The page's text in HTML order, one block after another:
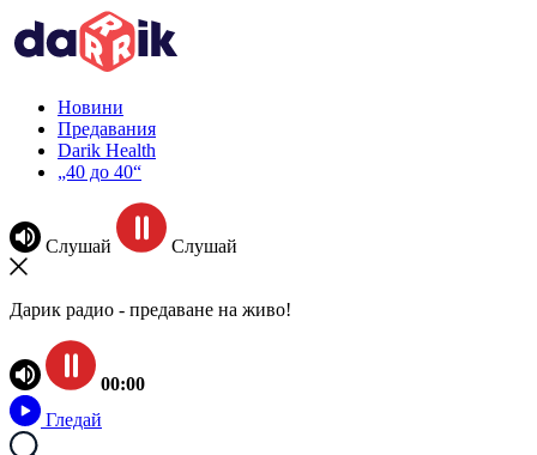
Новини
Предавания
Darik Health
„40 до 40“
Слушай Слушай
Дарик радио - предаване на живо!
00:00
Гледай